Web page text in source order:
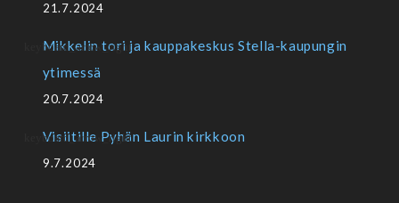
21.7.2024
Mikkelin tori ja kauppakeskus Stella-kaupungin
ytimessä
20.7.2024
Visiitille Pyhän Laurin kirkkoon
9.7.2024